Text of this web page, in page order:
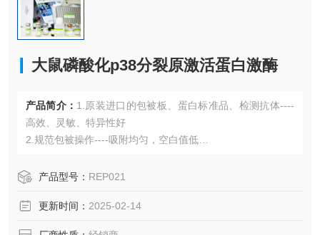
大鼠磷酸化p38分裂原激活蛋白激酶
产品简介： 1.原装进口的包被板、蛋白标准品、检测抗体----
高效、灵敏、特异性好
2.规范包被操作----吸附均匀，空白值低
4.适用于血浆、血清、组织匀浆液、细胞培养上清液、尿液、
5.可检测动物类型丰富：人、猴、大鼠、小鼠、兔、猪、犬、
产品型号： REP021
更新时间： 2025-02-14